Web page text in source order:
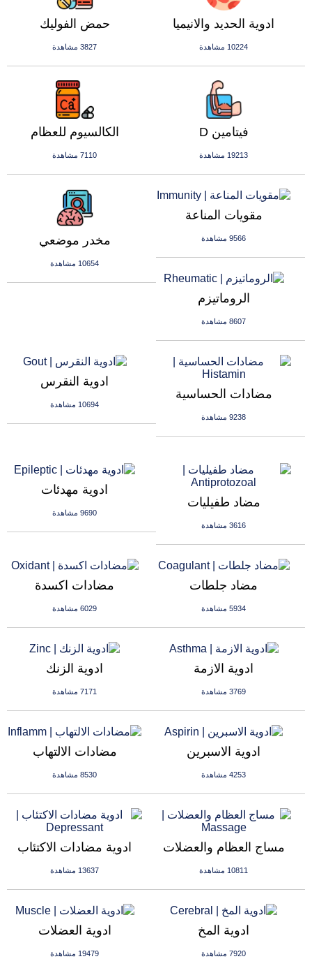
حمض الفوليك
3827 مشاهدة
ادوية الحديد والانيميا
10224 مشاهدة
الكالسيوم للعظام
7110 مشاهدة
فيتامين D
19213 مشاهدة
مخدر موضعي
10654 مشاهدة
مقويات المناعة
9566 مشاهدة
الروماتيزم
8607 مشاهدة
ادوية النقرس
10694 مشاهدة
مضادات الحساسية
9238 مشاهدة
ادوية مهدئات
9690 مشاهدة
مضاد طفيليات
3616 مشاهدة
مضادات اكسدة
6029 مشاهدة
مضاد جلطات
5934 مشاهدة
ادوية الزنك
7171 مشاهدة
ادوية الازمة
3769 مشاهدة
مضادات الالتهاب
8530 مشاهدة
ادوية الاسبرين
4253 مشاهدة
ادوية مضادات الاكتئاب
13637 مشاهدة
مساج العظام والعضلات
10811 مشاهدة
ادوية العضلات
19479 مشاهدة
ادوية المخ
7920 مشاهدة